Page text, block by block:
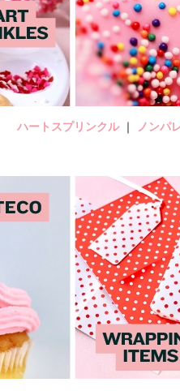
ハートスプリンクル｜ ノンパ